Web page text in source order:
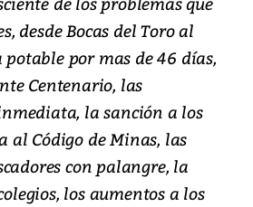
desde Bocas del Toro al
por mas de 46 días,
Centenario, las
la sanción a los
al Código de Minas, las
con palangre, la
los aumentos a los